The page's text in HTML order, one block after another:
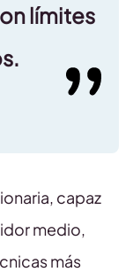
límites
capaz
medio,
más